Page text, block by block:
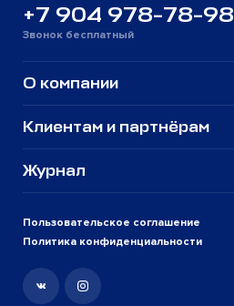
+7 904 978-78-98
Звонок бесплатный
Пользовательское соглашение
Политика конфиденциальности
О компании
Клиентам и партнёрам
Журнал